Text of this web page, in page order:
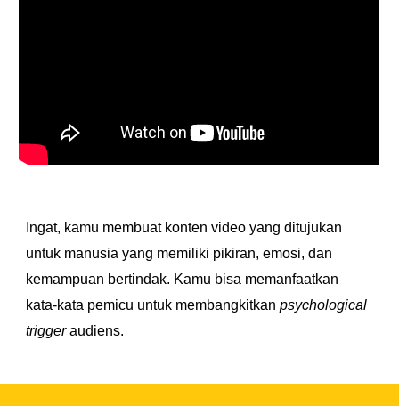
Ingat, kamu membuat konten video yang ditujukan
untuk manusia yang memiliki pikiran, emosi, dan
kemampuan bertindak. Kamu bisa memanfaatkan
kata-kata pemicu untuk membangkitkan psychological
trigger audiens.